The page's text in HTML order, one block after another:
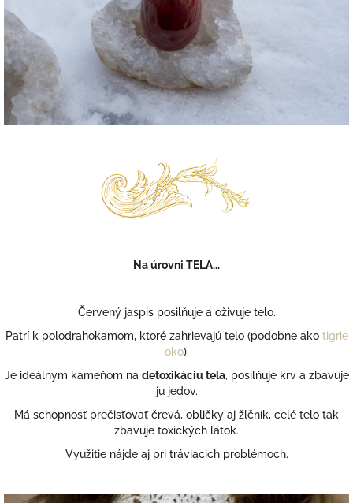
Na úrovni TELA...
Červený jaspis posilňuje a oživuje telo.
Patrí k polodrahokamom, ktoré zahrievajú telo (podobne ako tigrie
oko).
Je ideálnym kameňom na detoxikáciu tela, posilňuje krv a zbavuje
ju jedov.
Má schopnosť prečisťovať črevá, obličky aj žlčník, celé telo tak
zbavuje toxických látok.
Využitie nájde aj pri tráviacich problémoch.